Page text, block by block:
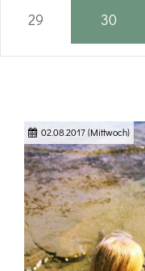
29 30
02.08.2017(Mittwoch)